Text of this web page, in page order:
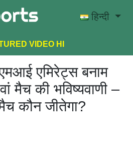
हिन्दी
VIDEO HI
एमिरेट्स बनाम
मैच की भविष्यवाणी –
कौन जीतेगा?